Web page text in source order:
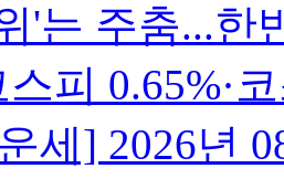
'는 주춤...한
피 0.65%·
세] 2026년